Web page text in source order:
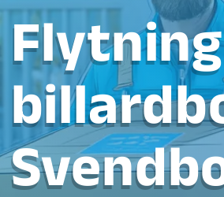
Gulvlaminering
Hårde hvidevare
Hjælp til mobil, pc,
Installation af
Møbelsamling og
Ophængning af
Opsætning af
Tømrer
Tunge løft